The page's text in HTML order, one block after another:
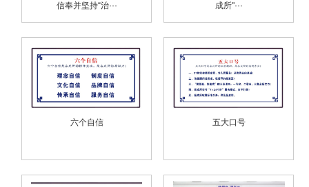
信奉并坚持“治··· 成所"···
六个自信 五大口号